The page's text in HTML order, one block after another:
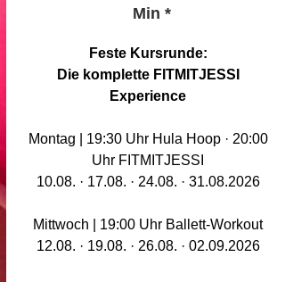
Min *
Feste Kursrunde:
Die komplette FITMITJESSI
Experience
Montag | 19:30 Uhr Hula Hoop · 20:00
Uhr FITMITJESSI
10.08. · 17.08. · 24.08. · 31.08.2026
Mittwoch | 19:00 Uhr Ballett-Workout
12.08. · 19.08. · 26.08. · 02.09.2026